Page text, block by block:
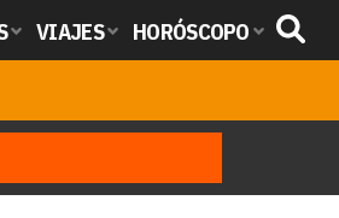
VIAJES HORÓSCOPO